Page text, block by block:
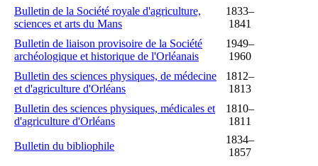
Bulletin de la Société royale d'agriculture,
sciences et arts du Mans
1833–
1841
Bulletin de liaison provisoire de la Société
archéologique et historique de l'Orléanais
1949–
1960
Bulletin des sciences physiques, de médecine
et d'agriculture d'Orléans
1812–
1813
Bulletin des sciences physiques, médicales et
d'agriculture d'Orléans
1810–
1811
Bulletin du bibliophile
1834–
1857